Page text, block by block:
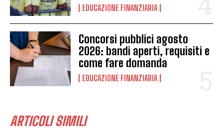
EDUCAZIONE FINANZIARIA
Concorsi pubblici agosto
2026: bandi aperti, requisiti e
come fare domanda
EDUCAZIONE FINANZIARIA
ARTICOLI SIMILI